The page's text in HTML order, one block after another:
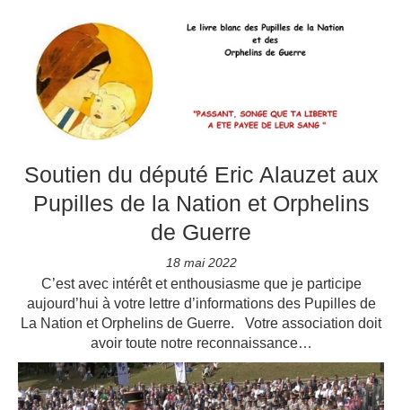
Soutien du député Eric Alauzet aux
Pupilles de la Nation et Orphelins
de Guerre
18 mai 2022
C’est avec intérêt et enthousiasme que je participe
aujourd’hui à votre lettre d’informations des Pupilles de
La Nation et Orphelins de Guerre. Votre association doit
avoir toute notre reconnaissance…